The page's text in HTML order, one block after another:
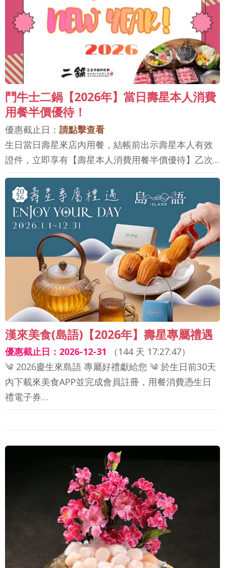
鬥牛士二鍋【2026年】當日壽星本人消費
用餐半價優待！
優惠截止日： 請點擊查看
生日當日壽星來店內用餐，結帳前出示壽星本人有效
證件，立即享有【壽星本人消費用餐半價優待】乙次...
漢來美食(島語)【2026年】壽星專屬禮遇
優惠截止日：2026-12-31 （ 144 天 17:27:44）
༄ 2026慶生來島語 專屬好禮獻給您 ༄ 於生日前30天
內下載來美食APP並完成會員註冊，用餐消費憑生日
禮電子券…